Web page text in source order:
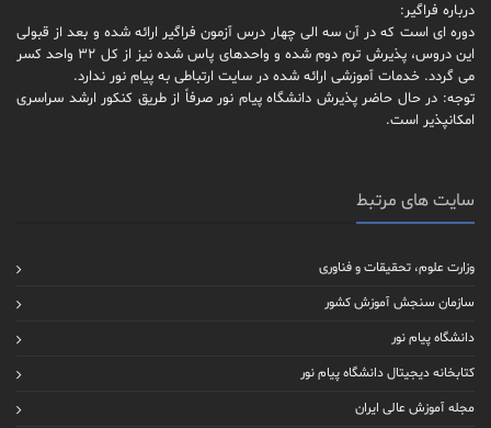
درباره فراگیر:
دوره ای است که در آن سه الی چهار درس آزمون فراگیر ارائه شده و بعد از قبولی
این دروس، پذیرش ترم دوم شده و واحدهای پاس شده نیز از کل 32 واحد کسر
می گردد. خدمات آموزشی ارائه شده در سایت ارتباطی به پیام نور ندارد.
توجه: در حال حاضر پذیرش دانشگاه پیام نور صرفاً از طریق کنکور ارشد سراسری
امکانپذیر است.
سایت های مرتبط
وزارت علوم، تحقیقات و فناوری
سازمان سنجش آموزش کشور
دانشگاه پیام نور
کتابخانه دیجیتال دانشگاه پیام نور
مجله آموزش عالی ایران